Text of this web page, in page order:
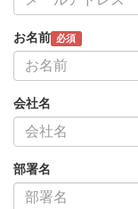
お名前 必須
会社名
部署名